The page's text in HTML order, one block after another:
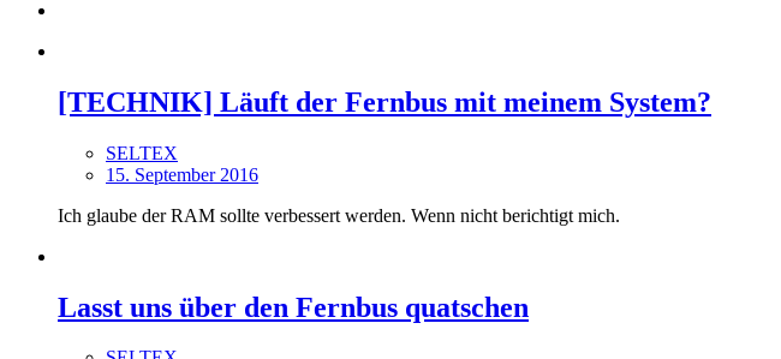
[TECHNIK] Läuft der Fernbus mit meinem System?
SELTEX
15. September 2016
Ich glaube der RAM sollte verbessert werden. Wenn nicht berichtigt mich.
Lasst uns über den Fernbus quatschen